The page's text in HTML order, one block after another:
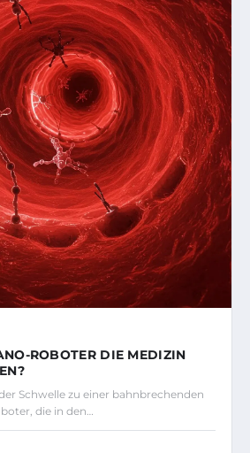
ROBOTER DIE MEDIZIN
Schwelle zu einer bahnbrechenden
die in den…